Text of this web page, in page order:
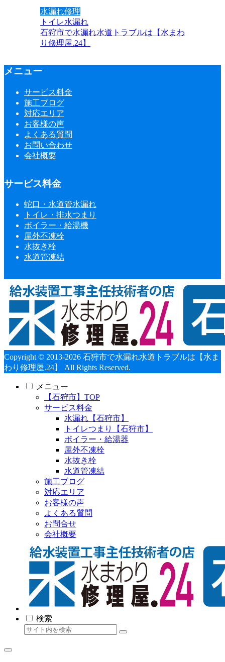
水漏れ修理
トイレ水漏れ
石狩市で水漏れ水道トラブルは【水まわ
り修理屋.24】
メニュー
サービス料金
施工ブログ
対応エリア
お客様の声
よくある質問
お問い合わせ
会社概要
サービス料金
蛇口・水道管水漏れ
トイレ・排水つまり
ボイラー・給湯機
屋外不凍栓
水抜き栓
水道管凍結
Copyright © 2013-2026 石狩市で水漏れ水道トラブルは【水ま
わり修理屋.24】 All Rights Reserved.
メニュー
【石狩市】TOP
サービス料金
水漏れ【石狩市】
トイレつまり【石狩市】
ボイラー・給湯器
屋外不凍栓
水抜き栓
水道管凍結
施工ブログ
対応エリア
お客様の声
よくある質問
お問合せ
会社概要
検索